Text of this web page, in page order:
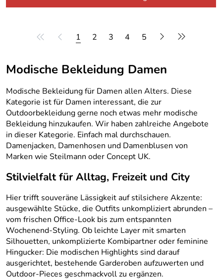
1 2 3 4 5
Modische Bekleidung Damen
Modische Bekleidung für Damen allen Alters. Diese
Kategorie ist für Damen interessant, die zur
Outdoorbekleidung gerne noch etwas mehr modische
Bekleidung hinzukaufen. Wir haben zahlreiche Angebote
in dieser Kategorie. Einfach mal durchschauen.
Damenjacken, Damenhosen und Damenblusen von
Marken wie Steilmann oder Concept UK.
Stilvielfalt für Alltag, Freizeit und City
Hier trifft souveräne Lässigkeit auf stilsichere Akzente:
ausgewählte Stücke, die Outfits unkompliziert abrunden –
vom frischen Office-Look bis zum entspannten
Wochenend-Styling. Ob leichte Layer mit smarten
Silhouetten, unkomplizierte Kombipartner oder feminine
Hingucker: Die modischen Highlights sind darauf
ausgerichtet, bestehende Garderoben aufzuwerten und
Outdoor-Pieces geschmackvoll zu ergänzen.